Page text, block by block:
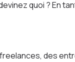
quoi ? En
freelances, des